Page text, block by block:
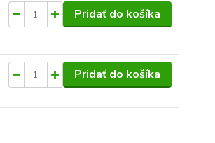
Pridať do košíka
Pridať do košíka